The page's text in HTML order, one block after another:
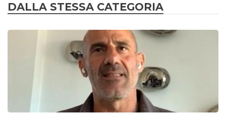
DALLA STESSA CATEGORIA